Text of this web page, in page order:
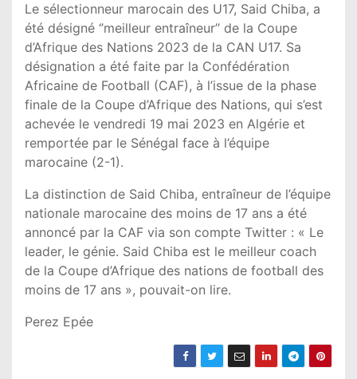
Le sélectionneur marocain des U17, Said Chiba, a
été désigné ‘’meilleur entraîneur’’ de la Coupe
d’Afrique des Nations 2023 de la CAN U17. Sa
désignation a été faite par la Confédération
Africaine de Football (CAF), à l’issue de la phase
finale de la Coupe d’Afrique des Nations, qui s’est
achevée le vendredi 19 mai 2023 en Algérie et
remportée par le Sénégal face à l’équipe
marocaine (2-1).
La distinction de Said Chiba, entraîneur de l’équipe
nationale marocaine des moins de 17 ans a été
annoncé par la CAF via son compte Twitter : « Le
leader, le génie. Said Chiba est le meilleur coach
de la Coupe d’Afrique des nations de football des
moins de 17 ans », pouvait-on lire.
Perez Epée